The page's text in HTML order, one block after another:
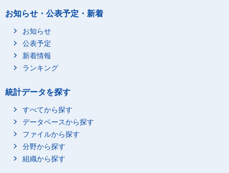
お知らせ・公表予定・新着
お知らせ
公表予定
新着情報
ランキング
統計データを探す
すべてから探す
データベースから探す
ファイルから探す
分野から探す
組織から探す